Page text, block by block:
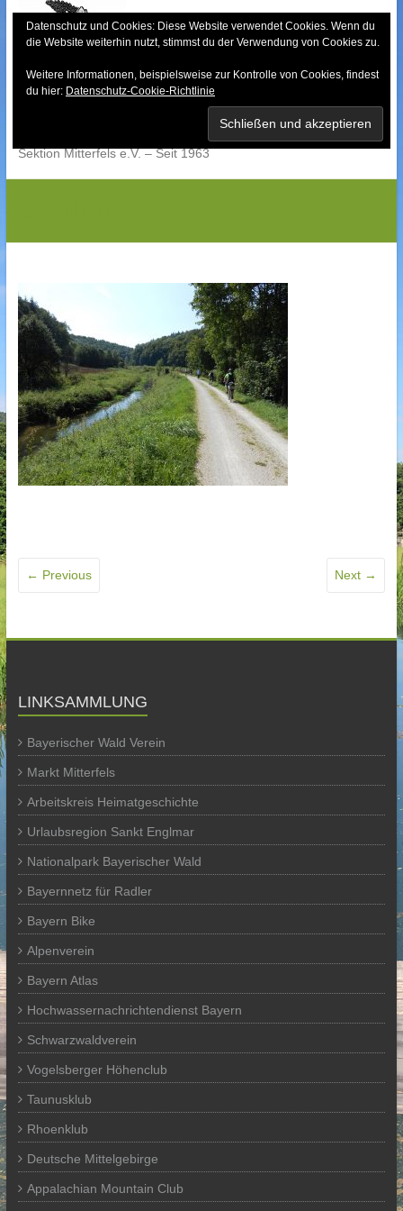
content
Bayerischer Wald-
Sektion Mitterfels e.V. – Seit 1963
← Previous Next →
LINKSAMMLUNG
Bayerischer Wald Verein
Markt Mitterfels
Arbeitskreis Heimatgeschichte
Urlaubsregion Sankt Englmar
Nationalpark Bayerischer Wald
Bayernnetz für Radler
Bayern Bike
Alpenverein
Bayern Atlas
Hochwassernachrichtendienst Bayern
Schwarzwaldverein
Vogelsberger Höhenclub
Taunusklub
Rhoenklub
Deutsche Mittelgebirge
Appalachian Mountain Club
Datenschutz und Cookies: Diese Website verwendet Cookies. Wenn du
die Website weiterhin nutzt, stimmst du der Verwendung von Cookies zu.
Weitere Informationen, beispielsweise zur Kontrolle von Cookies, findest
du hier: Datenschutz-Cookie-Richtlinie